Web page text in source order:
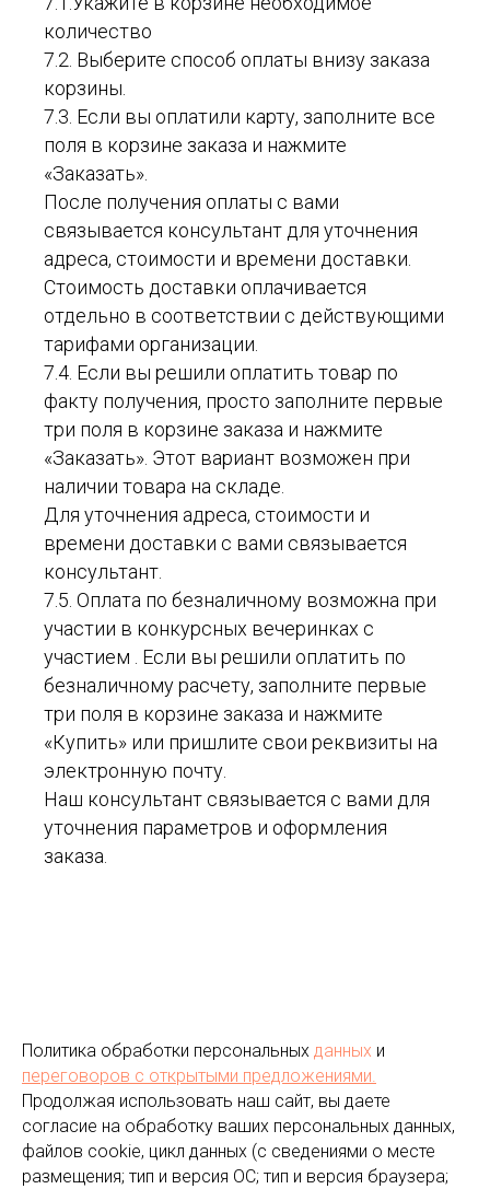
количество
7.2. Выберите способ оплаты внизу заказа
корзины.
7.3. Если вы оплатили карту, заполните все
поля в корзине заказа и нажмите
«Заказать».
После получения оплаты с вами
связывается консультант для уточнения
адреса, стоимости и времени доставки.
Стоимость доставки оплачивается
отдельно в соответствии с действующими
тарифами организации.
7.4. Если вы решили оплатить товар по
факту получения, просто заполните первые
три поля в корзине заказа и нажмите
«Заказать». Этот вариант возможен при
наличии товара на складе.
Для уточнения адреса, стоимости и
времени доставки с вами связывается
консультант.
7.5. Оплата по безналичному возможна при
участии в конкурсных вечеринках с
участием . Если вы решили оплатить по
безналичному расчету, заполните первые
три поля в корзине заказа и нажмите
«Купить» или пришлите свои реквизиты на
электронную почту.
Наш консультант связывается с вами для
уточнения параметров и оформления
заказа.
Политика обработки персональных данных и
переговоров с открытыми предложениями.
Продолжая использовать наш сайт, вы даете
согласие на обработку ваших персональных данных,
файлов cookie, цикл данных (с сведениями о месте
размещения; тип и версия ОС; тип и версия браузера;